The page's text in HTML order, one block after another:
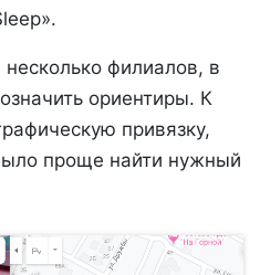
филиалов, в
ориентиры. К
привязку,
проще найти нужный